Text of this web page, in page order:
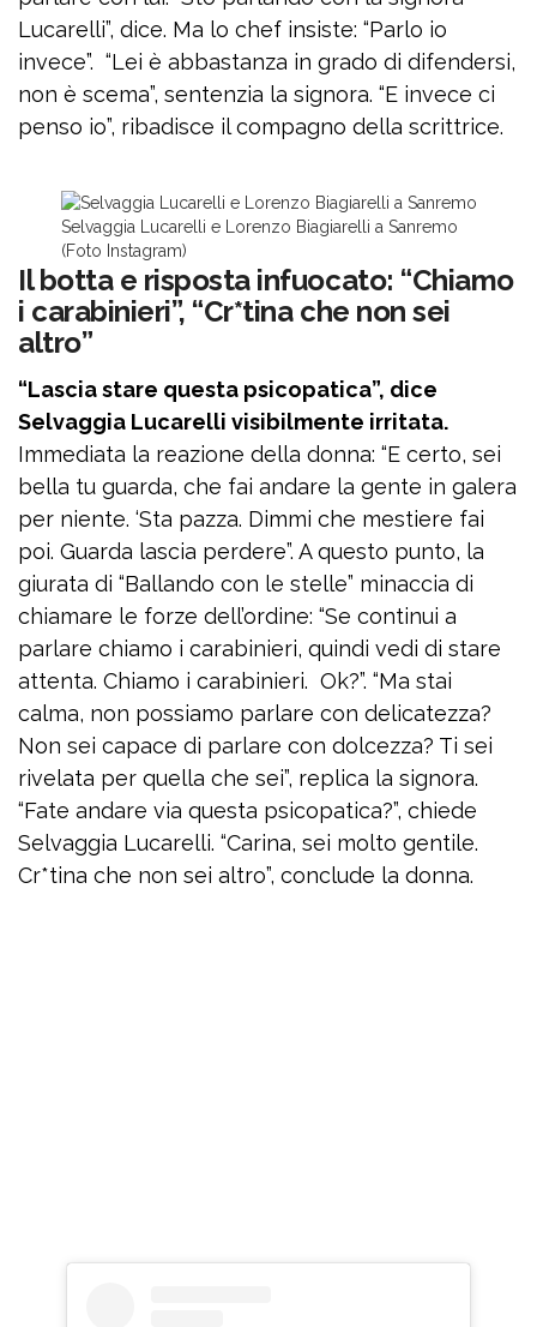
Lucarelli”, dice. Ma lo chef insiste: “Parlo io
invece”. “Lei è abbastanza in grado di difendersi,
non è scema”, sentenzia la signora. “E invece ci
penso io”, ribadisce il compagno della scrittrice.
Selvaggia Lucarelli e Lorenzo Biagiarelli a Sanremo
(Foto Instagram)
Il botta e risposta infuocato: “Chiamo
i carabinieri”, “Cr*tina che non sei
altro”
“Lascia stare questa psicopatica”, dice
Selvaggia Lucarelli visibilmente irritata.
Immediata la reazione della donna: “E certo, sei
bella tu guarda, che fai andare la gente in galera
per niente. ‘Sta pazza. Dimmi che mestiere fai
poi. Guarda lascia perdere”. A questo punto, la
giurata di “Ballando con le stelle” minaccia di
chiamare le forze dell’ordine: “Se continui a
parlare chiamo i carabinieri, quindi vedi di stare
attenta. Chiamo i carabinieri. Ok?”. “Ma stai
calma, non possiamo parlare con delicatezza?
Non sei capace di parlare con dolcezza? Ti sei
rivelata per quella che sei”, replica la signora.
“Fate andare via questa psicopatica?”, chiede
Selvaggia Lucarelli. “Carina, sei molto gentile.
Cr*tina che non sei altro”, conclude la donna.